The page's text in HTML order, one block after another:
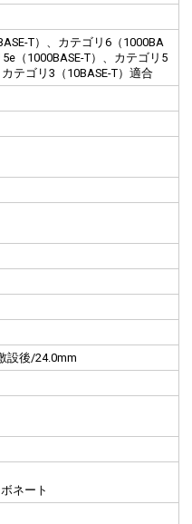
T）、カテゴリ6（1000BA
（1000BASE-T）、カテゴリ5
カテゴリ3（10BASE-T）適合
設後/24.0mm
ネート